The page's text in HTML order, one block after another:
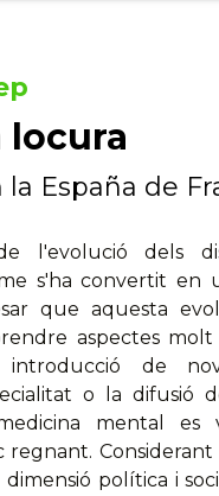
locura
España de
l'evolució dels
s'ha convertit
que aquesta
aspectes
introducció de
o la difusió
mental es
política i